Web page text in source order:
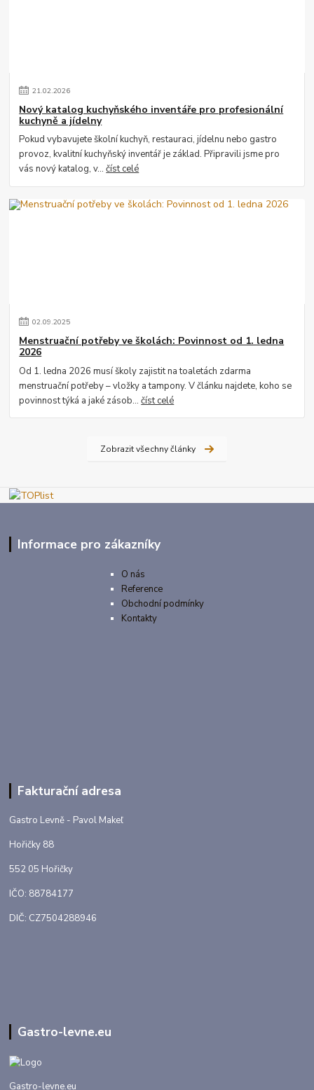
21.02.2026
Nový katalog kuchyňského inventáře pro profesionální
kuchyně a jídelny
Pokud vybavujete školní kuchyň, restauraci, jídelnu nebo gastro
provoz, kvalitní kuchyňský inventář je základ. Připravili jsme pro
vás nový katalog, v...číst celé
02.09.2025
Menstruační potřeby ve školách: Povinnost od 1. ledna
2026
Od 1. ledna 2026 musí školy zajistit na toaletách zdarma
menstruační potřeby – vložky a tampony. V článku najdete, koho se
povinnost týká a jaké zásob...číst celé
Zobrazit všechny články
Informace pro zákazníky
O nás
Reference
Obchodní podmínky
Kontakty
Fakturační adresa
Gastro Levně - Pavol Makeľ
Hořičky 88
552 05 Hořičky
IČO: 88784177
DIČ: CZ7504288946
Gastro-levne.eu
Gastro-levne.eu